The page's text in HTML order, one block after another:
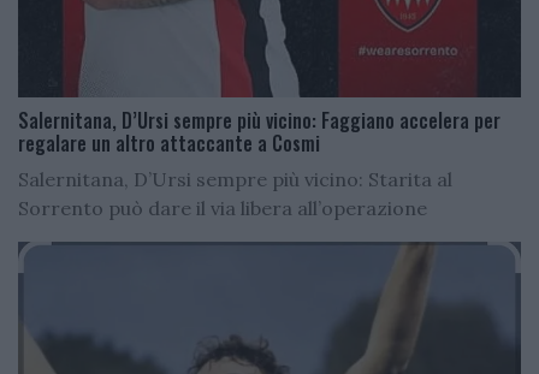
Salernitana, D’Ursi sempre più vicino: Faggiano accelera per
regalare un altro attaccante a Cosmi
Salernitana, D’Ursi sempre più vicino: Starita al
Sorrento può dare il via libera all’operazione